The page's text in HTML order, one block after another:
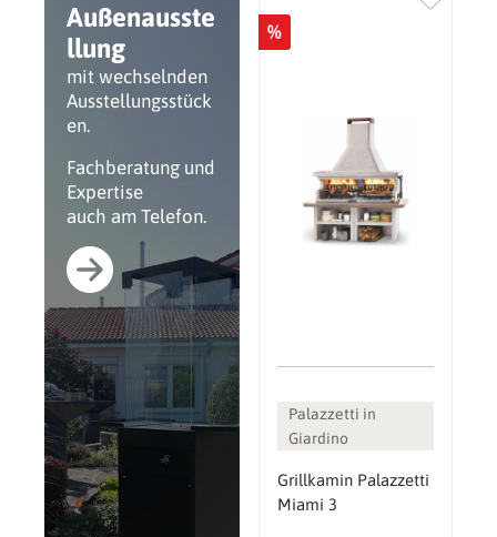
Außenausste
llung
mit wechselnden
Ausstellungsstück
en.
Fachberatung und
Expertise
auch am Telefon.
%
Palazzetti in
Giardino
Grillkamin Palazzetti
Miami 3